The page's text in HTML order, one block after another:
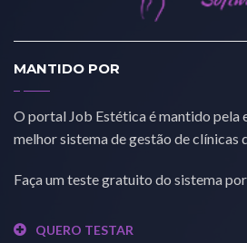
MANTIDO POR
O portal Job Estética é mantido pela
melhor sistema de gestão de clínicas
Faça um teste gratuito do sistema
QUERO TESTAR